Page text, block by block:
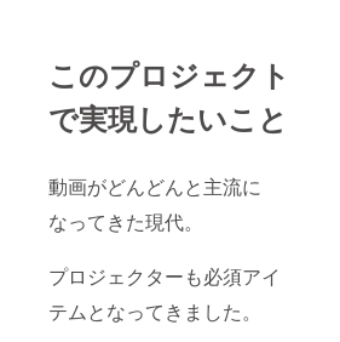
このプロジェクト
で実現したいこと
動画がどんどんと主流に
なってきた現代。
プロジェクターも必須アイ
テムとなってきました。